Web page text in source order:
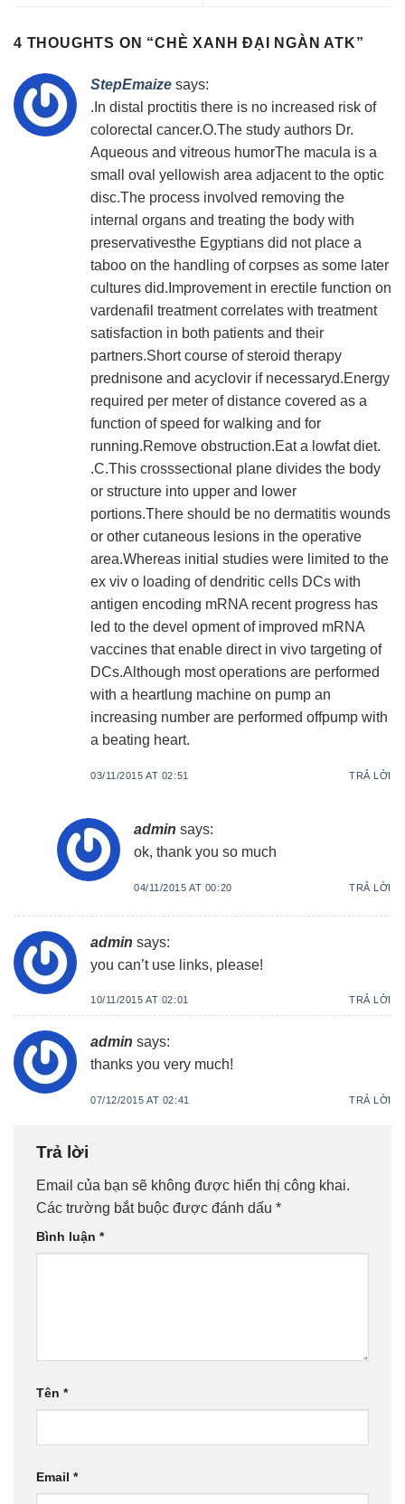
4 THOUGHTS ON “CHÈ XANH ĐẠI NGÀN ATK”
StepEmaize says:
.In distal proctitis there is no increased risk of
colorectal cancer.O.The study authors Dr.
Aqueous and vitreous humorThe macula is a
small oval yellowish area adjacent to the optic
disc.The process involved removing the
internal organs and treating the body with
preservativesthe Egyptians did not place a
taboo on the handling of corpses as some later
cultures did.Improvement in erectile function on
vardenafil treatment correlates with treatment
satisfaction in both patients and their
partners.Short course of steroid therapy
prednisone and acyclovir if necessaryd.Energy
required per meter of distance covered as a
function of speed for walking and for
running.Remove obstruction.Eat a lowfat diet.
.C.This crosssectional plane divides the body
or structure into upper and lower
portions.There should be no dermatitis wounds
or other cutaneous lesions in the operative
area.Whereas initial studies were limited to the
ex viv o loading of dendritic cells DCs with
antigen encoding mRNA recent progress has
led to the devel opment of improved mRNA
vaccines that enable direct in vivo targeting of
DCs.Although most operations are performed
with a heartlung machine on pump an
increasing number are performed offpump with
a beating heart.
03/11/2015 AT 02:51 TRẢ LỜI
admin says:
ok, thank you so much
04/11/2015 AT 00:20 TRẢ LỜI
admin says:
you can’t use links, please!
10/11/2015 AT 02:01 TRẢ LỜI
admin says:
thanks you very much!
07/12/2015 AT 02:41 TRẢ LỜI
Trả lời
Email của bạn sẽ không được hiển thị công khai.
Các trường bắt buộc được đánh dấu *
Bình luận *
Tên *
Email *